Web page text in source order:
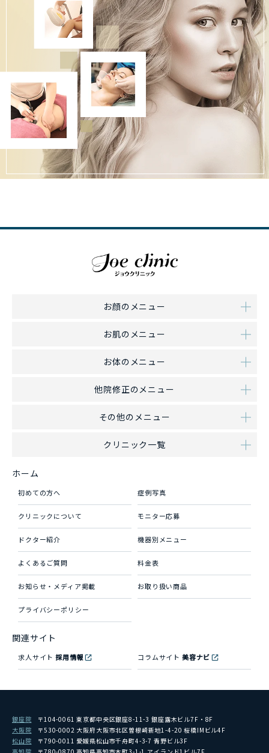
お顔のメニュー
お肌のメニュー
お体のメニュー
他院修正のメニュー
その他のメニュー
クリニック一覧
ホーム
初めての方へ 症例写真
クリニックについて モニター応募
ドクター紹介 機器別メニュー
よくあるご質問 料金表
お知らせ・メディア掲載 お取り扱い商品
プライバシーポリシー
関連サイト
求人サイト採用情報 コラムサイト 美容ナビ
銀座院
〒104-0061 東京都中央区銀座8-11-3 銀座露木ビル7F・8F
大阪院
〒530-0002 大阪府大阪市北区曽根崎新地1-4-20 桜橋IMビル4F
松山院
〒790-0011 愛媛県松山市千舟町4-3-7 青野ビル3F